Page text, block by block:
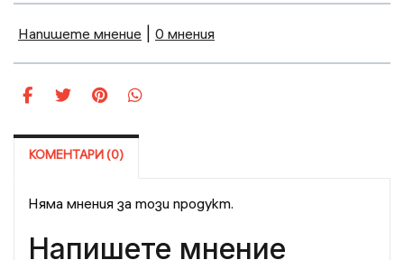
Напишете мнение 0 мнения
КОМЕНТАРИ (0)
Няма мнения за този продукт.
Напишете мнение